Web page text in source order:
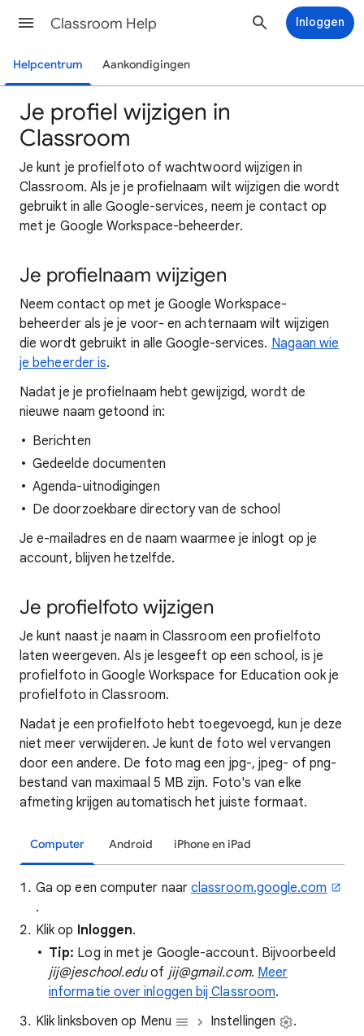
Classroom Help Inloggen
Helpcentrum Aankondigingen
Je profiel wijzigen in
Classroom
Je kunt je profielfoto of wachtwoord wijzigen in
Classroom. Als je je profielnaam wilt wijzigen die wordt
gebruikt in alle Google-services, neem je contact op
met je Google Workspace-beheerder.
Je profielnaam wijzigen
Neem contact op met je Google Workspace-
beheerder als je je voor- en achternaam wilt wijzigen
die wordt gebruikt in alle Google-services. Nagaan wie
je beheerder is.
Nadat je je profielnaam hebt gewijzigd, wordt de
nieuwe naam getoond in:
Berichten
Gedeelde documenten
Agenda-uitnodigingen
De doorzoekbare directory van de school
Je e-mailadres en de naam waarmee je inlogt op je
account, blijven hetzelfde.
Je profielfoto wijzigen
Je kunt naast je naam in Classroom een profielfoto
laten weergeven. Als je lesgeeft op een school, is je
profielfoto in Google Workspace for Education ook je
profielfoto in Classroom.
Nadat je een profielfoto hebt toegevoegd, kun je deze
niet meer verwijderen. Je kunt de foto wel vervangen
door een andere. De foto mag een jpg-, jpeg- of png-
bestand van maximaal 5 MB zijn. Foto's van elke
afmeting krijgen automatisch het juiste formaat.
Computer Android iPhone en iPad
Ga op een computer naar classroom.google.com
.
Klik op Inloggen.
Tip: Log in met je Google-account. Bijvoorbeeld
jij@jeschool.eduof jij@gmail.com. Meer
informatie over inloggen bij Classroom.
Klik linksboven op Menu
Instellingen
.